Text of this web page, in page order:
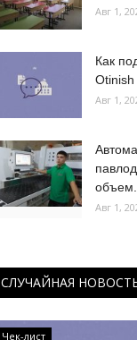
Авг 1,
Как
Otinish
Авг 1,
объем...
Авг 1,
СЛУЧАЙНАЯ
Чек-лист